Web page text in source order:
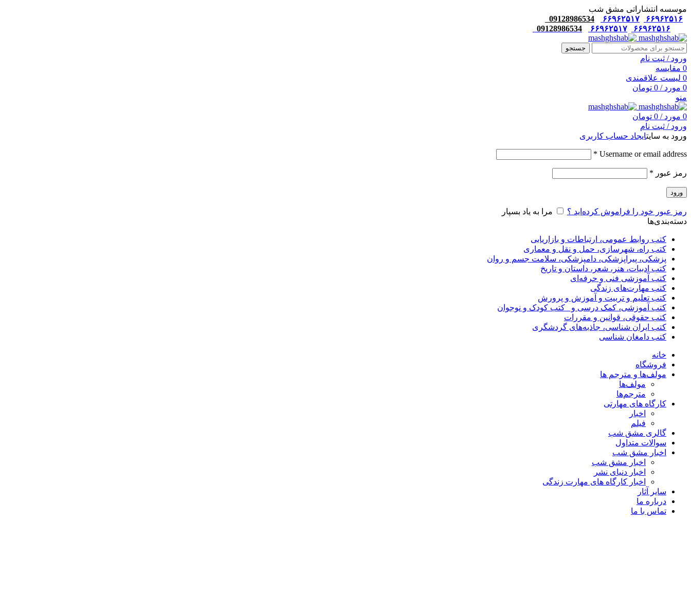
موسسه انتشاراتی مشق شب
۶۶۹۶۲۵۱۶
۶۶۹۶۲۵۱۷
09128986534
۶۶۹۶۲۵۱۶
۶۶۹۶۲۵۱۷ 09128986534
جستجو
ورود / ثبت نام
0 مقایسه
0 لیست علاقمندی
0 مورد /
0 تومان
منو
0 مورد /
0 تومان
ورود / ثبت نام
ورود به سایتایجاد حساب کاربری
Username or email address
*
رمز عبور *
ورود
رمز عبور خود را فراموش کرده‌اید ؟
مرا به یاد بسپار
دسته‌بندی‌ها
کتب روابط عمومی، ارتباطات و بازاریابی
کتب راه، شهرسازی، حمل و نقل و معماری
پزشکی، پیراپزشکی، دامپزشکی، سلامت جسم و روان
کتب ادبیات، هنر، شعر، داستان و تاریخ
کتب آموزشی فنی و حرفه‌ای
کتب مهارت‌های زندگی
کتب تعلیم و تربیت و آموزش و پرورش
کتب آموزشی، کمک درسی و _کتب کودک و نوجوان
کتب حقوقی، قوانین و مقررات
کتب ایران شناسی، جاذبه‌های گردشگری
کتب دامغان شناسی
خانه
فروشگاه
مولف‌ها و مترجم ها
مولف‌ها
مترجم‌ها
کارگاه های مهارتی
اخبار
فیلم
گالری مشق شب
سوالات متداول
اخبار مشق شب
اخبار مشق شب
اخبار دنیای نشر
اخبار کارگاه های مهارت زندگی
سایر آثار
درباره ما
تماس با ما